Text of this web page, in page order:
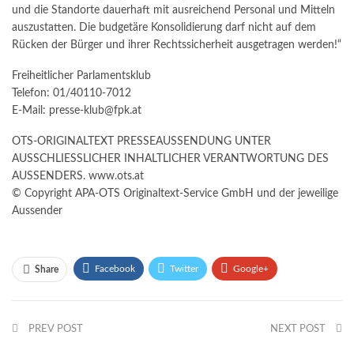
und die Standorte dauerhaft mit ausreichend Personal und Mitteln
auszustatten. Die budgetäre Konsolidierung darf nicht auf dem
Rücken der Bürger und ihrer Rechtssicherheit ausgetragen werden!“
Freiheitlicher Parlamentsklub
Telefon: 01/40110-7012
E-Mail: presse-klub@fpk.at
OTS-ORIGINALTEXT PRESSEAUSSENDUNG UNTER
AUSSCHLIESSLICHER INHALTLICHER VERANTWORTUNG DES
AUSSENDERS. www.ots.at
© Copyright APA-OTS Originaltext-Service GmbH und der jeweilige
Aussender
Share Facebook Twitter Google+
Email
PREV POST NEXT POST